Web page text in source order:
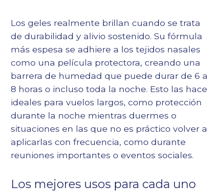
Los geles realmente brillan cuando se trata
de durabilidad y alivio sostenido. Su fórmula
más espesa se adhiere a los tejidos nasales
como una película protectora, creando una
barrera de humedad que puede durar de 6 a
8 horas o incluso toda la noche. Esto las hace
ideales para vuelos largos, como protección
durante la noche mientras duermes o
situaciones en las que no es práctico volver a
aplicarlas con frecuencia, como durante
reuniones importantes o eventos sociales.
Los mejores usos para cada uno